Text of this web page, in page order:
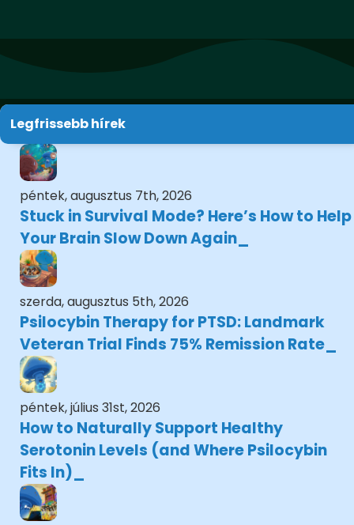
Legfrissebb hírek
péntek, augusztus 7th, 2026
Stuck in Survival Mode? Here’s How to Help
Your Brain Slow Down Again
szerda, augusztus 5th, 2026
Psilocybin Therapy for PTSD: Landmark
Veteran Trial Finds 75% Remission Rate
péntek, július 31st, 2026
How to Naturally Support Healthy
Serotonin Levels (and Where Psilocybin
Fits In)